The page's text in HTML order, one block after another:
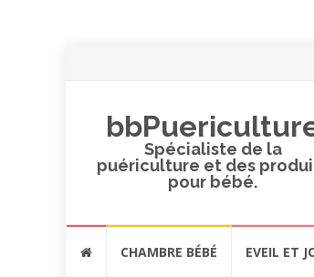
Spécialiste de la
puériculture et des
pour bébé.
CHAMBRE BÉBÉ EVEIL ET